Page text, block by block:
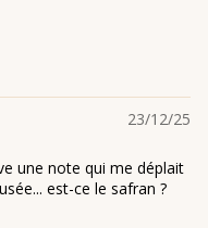
23/12/25
une note qui me déplait
est-ce le safran ?